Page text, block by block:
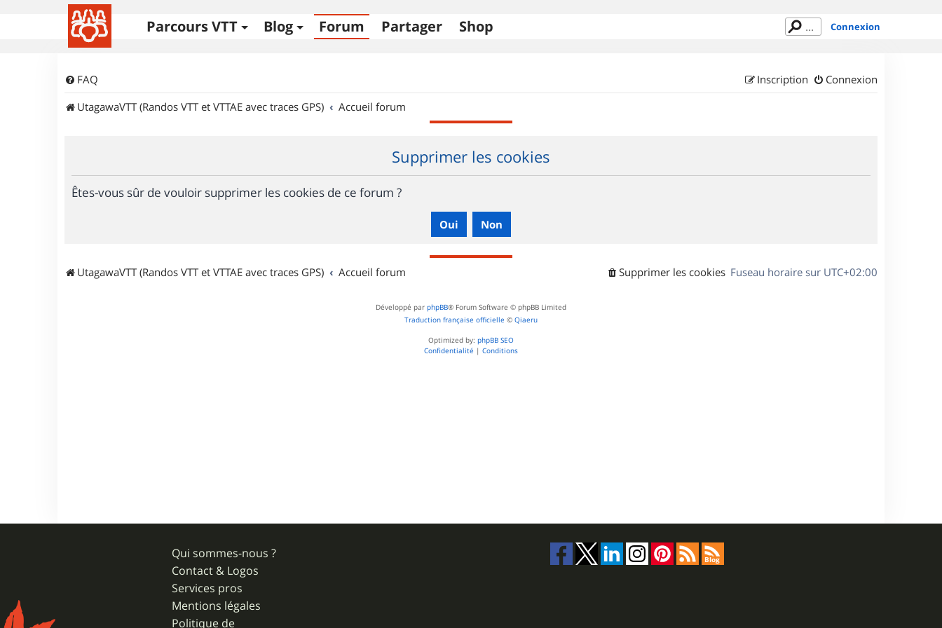
Parcours VTT Blog Forum Partager Shop Connexion
FAQ Connexion
Inscription
UtagawaVTT (Randos VTT et VTTAE avec traces GPS)
Accueil forum
Supprimer les cookies
Êtes-vous sûr de vouloir supprimer les cookies de ce forum ?
UtagawaVTT (Randos VTT et VTTAE avec traces GPS) Accueil forum Fuseau horaire sur UTC+02:00
Supprimer les cookies
Développé par phpBB® Forum Software © phpBB Limited
Traduction française officielle © Qiaeru
Optimized by: phpBB SEO
Confidentialité | Conditions
Qui sommes-nous ?
Contact & Logos
Services pros
Mentions légales
Politique de